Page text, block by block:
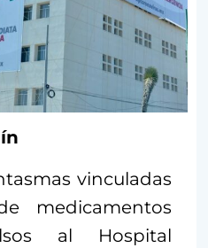
vinculadas
medicamentos
al Hospital